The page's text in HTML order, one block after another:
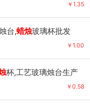
￥1.35
台,蜡烛玻璃杯批发
￥1.00
杯,工艺玻璃烛台生产
￥0.58